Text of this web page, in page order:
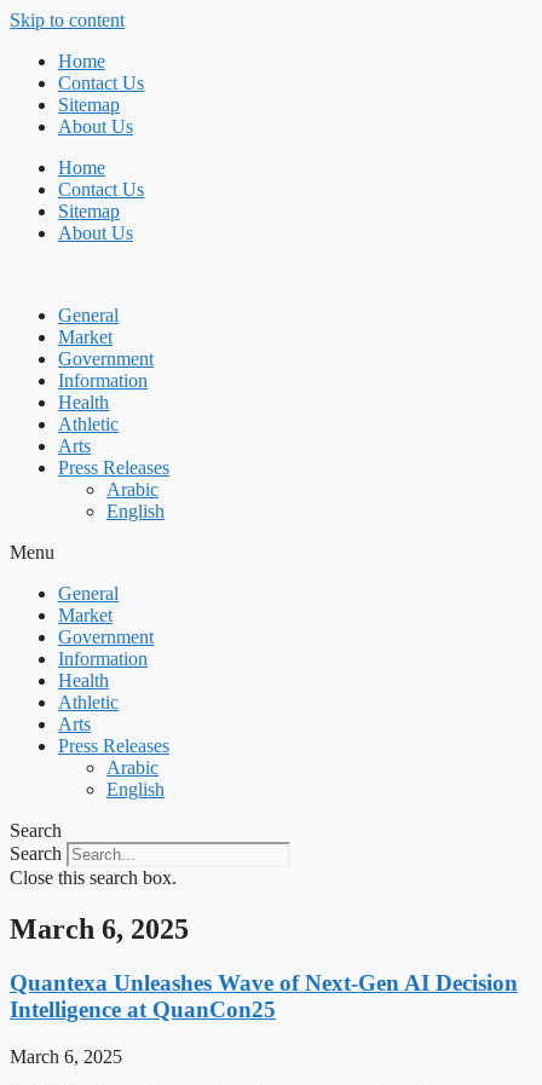
Skip to content
Home
Contact Us
Sitemap
About Us
Home
Contact Us
Sitemap
About Us
General
Market
Government
Information
Health
Athletic
Arts
Press Releases
Arabic
English
Menu
General
Market
Government
Information
Health
Athletic
Arts
Press Releases
Arabic
English
Search
Search
Close this search box.
March 6, 2025
Quantexa Unleashes Wave of Next-Gen AI Decision
Intelligence at QuanCon25
March 6, 2025